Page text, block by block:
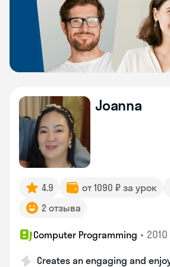
Joanna
4.9 от 1090 ₽ за урок
2 отзыва
Computer Programming • 2010
Creates an engaging and